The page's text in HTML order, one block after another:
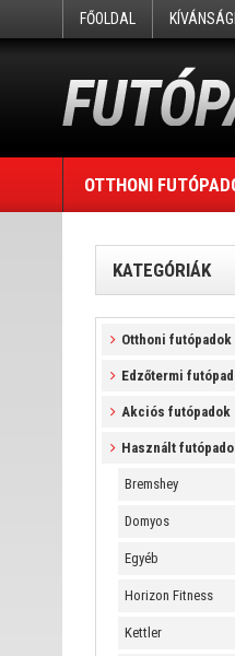
FŐOLDAL
OTTHONI
KATEGÓRIÁK
Otthoni futópadok
Edzőtermi
Akciós futópadok
Használt
Bremshey
Domyos
Egyéb
Horizon Fitness
Kettler